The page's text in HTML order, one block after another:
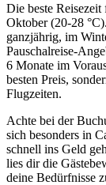
Die beste
Oktober (20-28
ganzjährig, im
Pauschalreise-
6 Monate im
besten Preis,
Flugzeiten.
Achte bei der
sich besonders in
schnell ins Geld
lies dir die
deine Bedürfnisse